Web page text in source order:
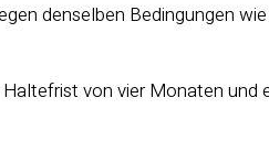
denselben Bedingungen
von vier Monaten und